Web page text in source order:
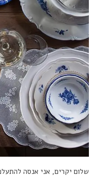
שלום יקרים, אני אנסה